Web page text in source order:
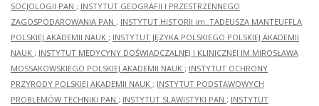
SOCJOLOGII PAN ; INSTYTUT GEOGRAFII I PRZESTRZENNEGO
ZAGOSPODAROWANIA PAN ; INSTYTUT HISTORII im. TADEUSZA MANTEUFFLA
POLSKIEJ AKADEMII NAUK ; INSTYTUT JĘZYKA POLSKIEGO POLSKIEJ AKADEMII
NAUK ; INSTYTUT MEDYCYNY DOŚWIADCZALNEJ I KLINICZNEJ IM.MIROSŁAWA
MOSSAKOWSKIEGO POLSKIEJ AKADEMII NAUK ; INSTYTUT OCHRONY
PRZYRODY POLSKIEJ AKADEMII NAUK ; INSTYTUT PODSTAWOWYCH
PROBLEMÓW TECHNIKI PAN ; INSTYTUT SLAWISTYKI PAN ; INSTYTUT